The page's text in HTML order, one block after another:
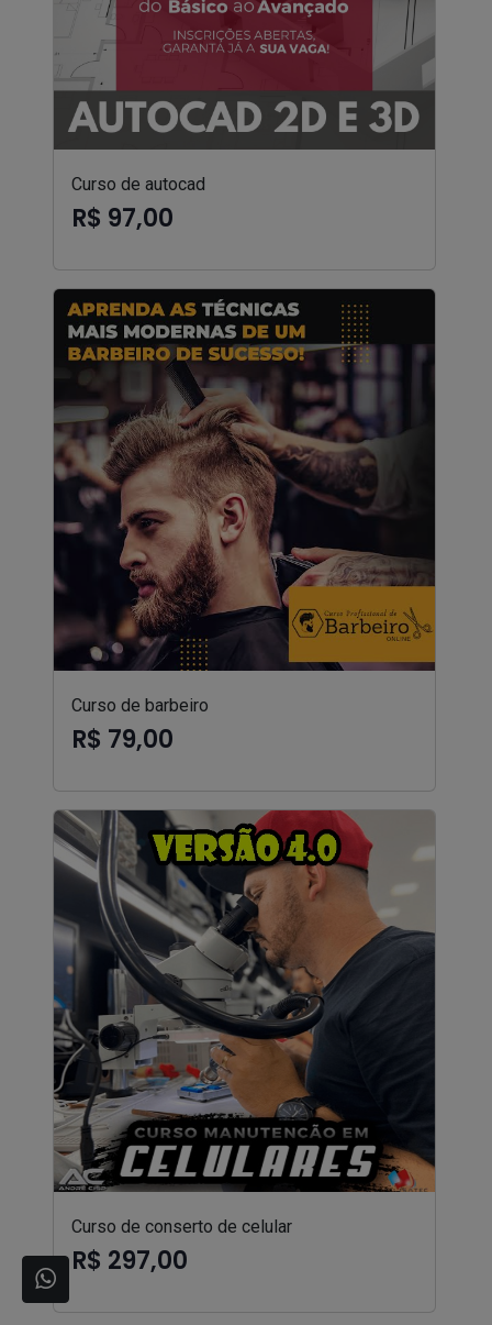
Curso de autocad
R$ 97,00
Curso de barbeiro
R$ 79,00
Curso de conserto de celular
R$ 297,00